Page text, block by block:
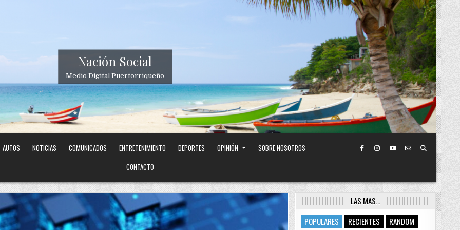
Nación Social
Medio Digital Puertorriqueño
AUTOS NOTICIAS COMUNICADOS ENTRETENIMIENTO DEPORTES OPINIÓN
SOBRE NOSOTROS
CONTACTO
LAS MAS…
POPULARES
RECIENTES RANDOM